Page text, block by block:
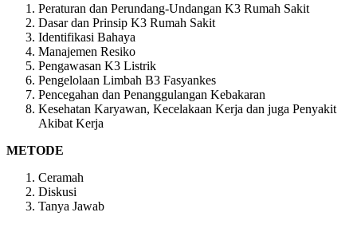
Peraturan dan Perundang-Undangan K3 Rumah Sakit
Dasar dan Prinsip K3 Rumah Sakit
Identifikasi Bahaya
Manajemen Resiko
Pengawasan K3 Listrik
Pengelolaan Limbah B3 Fasyankes
Pencegahan dan Penanggulangan Kebakaran
Kesehatan Karyawan, Kecelakaan Kerja dan juga Penyakit
Akibat Kerja
METODE
Ceramah
Diskusi
Tanya Jawab